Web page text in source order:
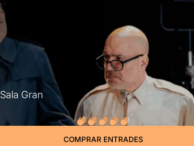
Sala Gran
COMPRAR ENTRADES